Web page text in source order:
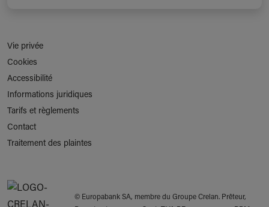
Vie privée
Cookies
Accessibilité
Informations juridiques
Tarifs et règlements
Contact
Traitement des plaintes
© Europabank SA, membre du Groupe Crelan. Prêteur,